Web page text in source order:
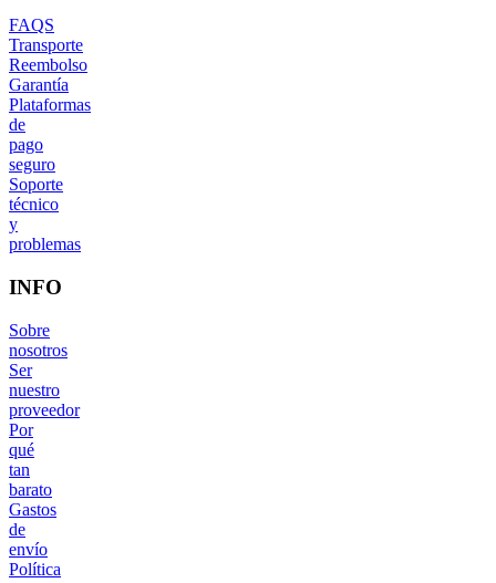
FAQS
Transporte
Reembolso
Garantía
Plataformas
de
pago
seguro
Soporte
técnico
y
problemas
INFO
Sobre
nosotros
Ser
nuestro
proveedor
Por
qué
tan
barato
Gastos
de
envío
Política